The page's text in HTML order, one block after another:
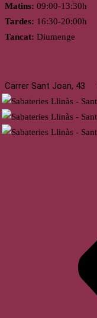
Matins: 09:00-13:30h
Tardes: 16:30-20:00h
Tancat: Diumenge
Carrer Sant Joan, 43